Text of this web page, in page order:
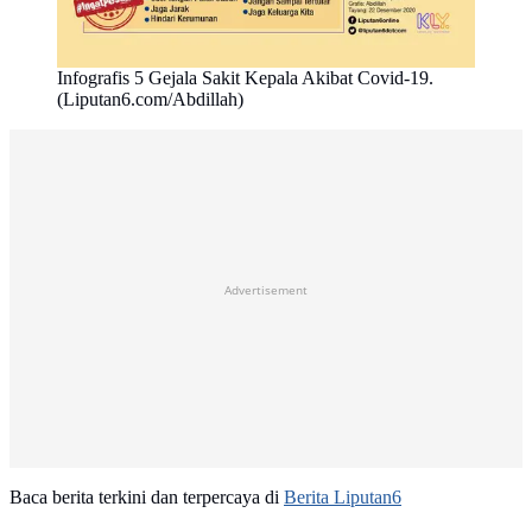
Infografis 5 Gejala Sakit Kepala Akibat Covid-19.
(Liputan6.com/Abdillah)
Advertisement
Baca berita terkini dan terpercaya di Berita Liputan6